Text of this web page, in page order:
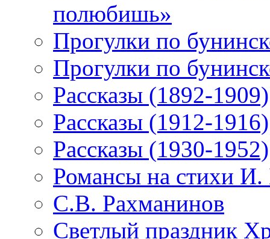
полюбишь»
Прогулки по
Прогулки по
Рассказы (1892-1909)
Рассказы (1912-1916)
Рассказы (1930-1952)
Романсы на стихи И.
С.В. Рахманинов
Светлый праздник